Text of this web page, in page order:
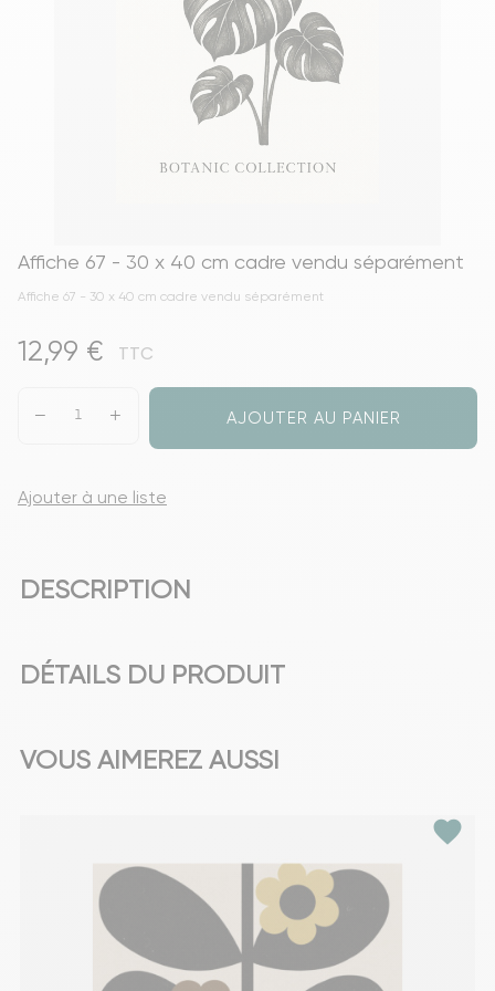
Affiche 67 - 30 x 40 cm cadre vendu séparément
Affiche 67 - 30 x 40 cm cadre vendu séparément
12,99 € TTC
AJOUTER AU PANIER
Ajouter à une liste
DESCRIPTION
DÉTAILS DU PRODUIT
VOUS AIMEREZ AUSSI
favorite